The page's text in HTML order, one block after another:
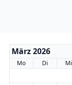
März 2026
Mo Di Mi